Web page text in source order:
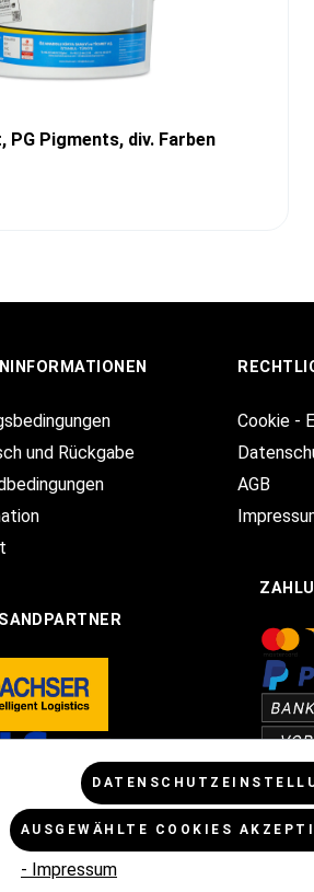
PG Pigments, div. Farben
und Rückgabe
Cookie -
AGB
und ggf. Nachnahmegebühren,
AUSGEWÄHLTE COOKIES
- Impressum